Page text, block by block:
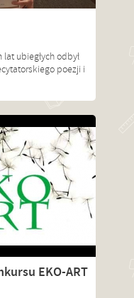
ubiegłych odbył
poezji i
EKO-ART